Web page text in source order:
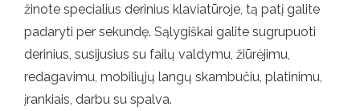
žinote specialius derinius klaviatūroje, tą patį galite
padaryti per sekundę. Sąlygiškai galite sugrupuoti
derinius, susijusius su failų valdymu, žiūrėjimu,
redagavimu, mobiliųjų langų skambučiu, platinimu,
įrankiais, darbu su spalva.